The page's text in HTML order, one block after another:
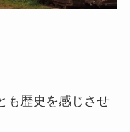
も歴史を感じさせ